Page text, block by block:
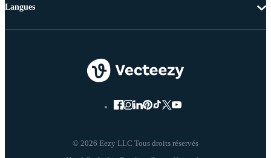
© 2026 Eezy LLC Tous droits réservés
Langues